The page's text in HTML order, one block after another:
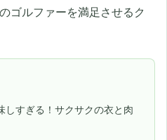
ゴルファーを満足させるク
しすぎる！サクサクの衣と肉